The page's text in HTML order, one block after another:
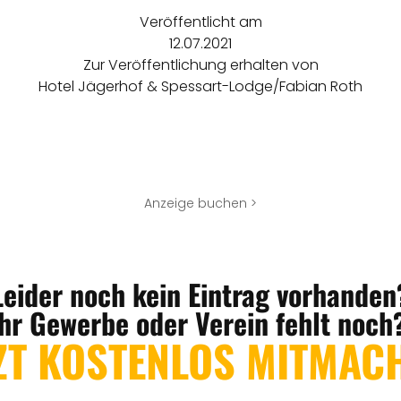
Veröffentlicht am
12.07.2021
Zur Veröffentlichung erhalten von
Hotel Jägerhof & Spessart-Lodge/Fabian Roth
Anzeige buchen >
noch kein Eintrag
Gewerbe oder Verein fehlt
KOSTENLOS